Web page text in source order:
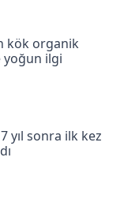
kök organik
yoğun ilgi
yıl sonra ilk kez